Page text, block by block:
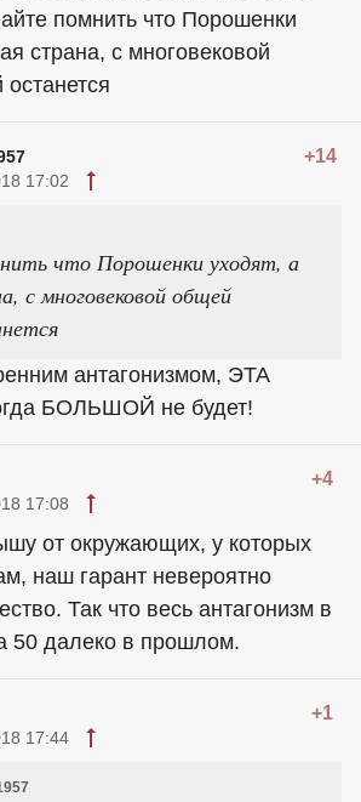
помнить что Порошенки
страна, с многовековой
+14
17:02
что Порошенки уходят, а
с многовековой общей
антагонизмом, ЭТА
БОЛЬШОЙ не будет!
+4
17:08
от окружающих, у которых
наш гарант невероятно
Так что весь антагонизм в
50 далеко в прошлом.
+1
17:44